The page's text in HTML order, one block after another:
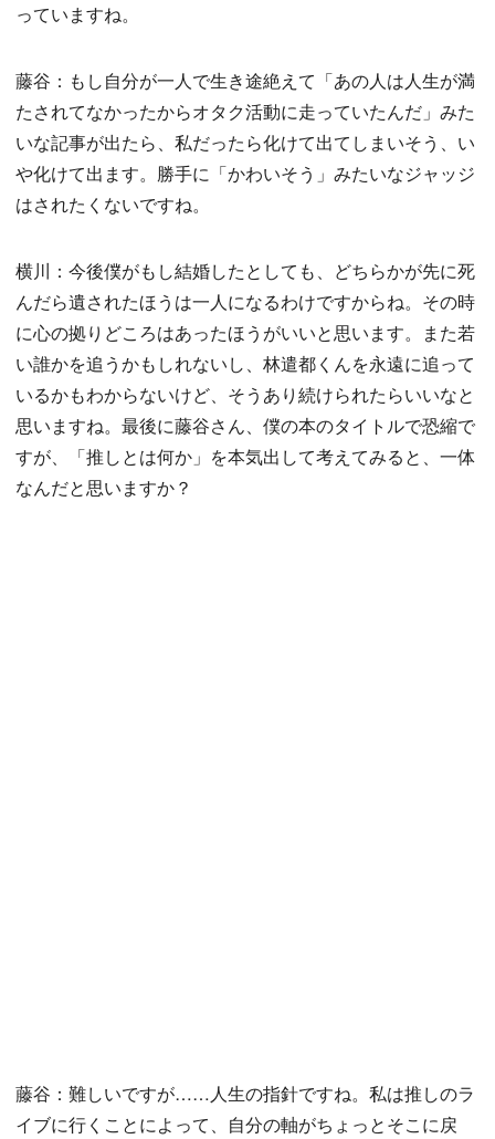
っていますね。
藤谷：もし自分が一人で生き途絶えて「あの人は人生が満
たされてなかったからオタク活動に走っていたんだ」みた
いな記事が出たら、私だったら化けて出てしまいそう、い
や化けて出ます。勝手に「かわいそう」みたいなジャッジ
はされたくないですね。
横川：今後僕がもし結婚したとしても、どちらかが先に死
んだら遺されたほうは一人になるわけですからね。その時
に心の拠りどころはあったほうがいいと思います。また若
い誰かを追うかもしれないし、林遣都くんを永遠に追って
いるかもわからないけど、そうあり続けられたらいいなと
思いますね。最後に藤谷さん、僕の本のタイトルで恐縮で
すが、「推しとは何か」を本気出して考えてみると、一体
なんだと思いますか？
藤谷：難しいですが……人生の指針ですね。私は推しのラ
イブに行くことによって、自分の軸がちょっとそこに戻